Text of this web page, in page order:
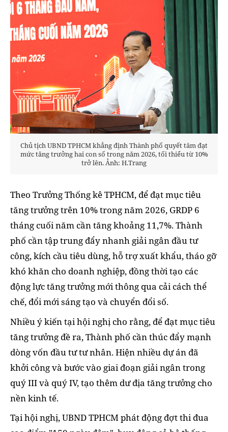
Chủ tịch UBND TPHCM khẳng định Thành phố quyết tâm đạt
mức tăng trưởng hai con số trong năm 2026, tối thiểu từ 10%
trở lên. Ảnh: H.Trang
Theo Trưởng Thống kê TPHCM, để đạt mục tiêu
tăng trưởng trên 10% trong năm 2026, GRDP 6
tháng cuối năm cần tăng khoảng 11,7%. Thành
phố cần tập trung đẩy nhanh giải ngân đầu tư
công, kích cầu tiêu dùng, hỗ trợ xuất khẩu, tháo gỡ
khó khăn cho doanh nghiệp, đồng thời tạo các
động lực tăng trưởng mới thông qua cải cách thể
chế, đổi mới sáng tạo và chuyển đổi số.
Nhiều ý kiến tại hội nghị cho rằng, để đạt mục tiêu
tăng trưởng đề ra, Thành phố cần thúc đẩy mạnh
dòng vốn đầu tư tư nhân. Hiện nhiều dự án đã
khởi công và bước vào giai đoạn giải ngân trong
quý III và quý IV, tạo thêm dư địa tăng trưởng cho
nền kinh tế.
Tại hội nghị, UBND TPHCM phát động đợt thi đua